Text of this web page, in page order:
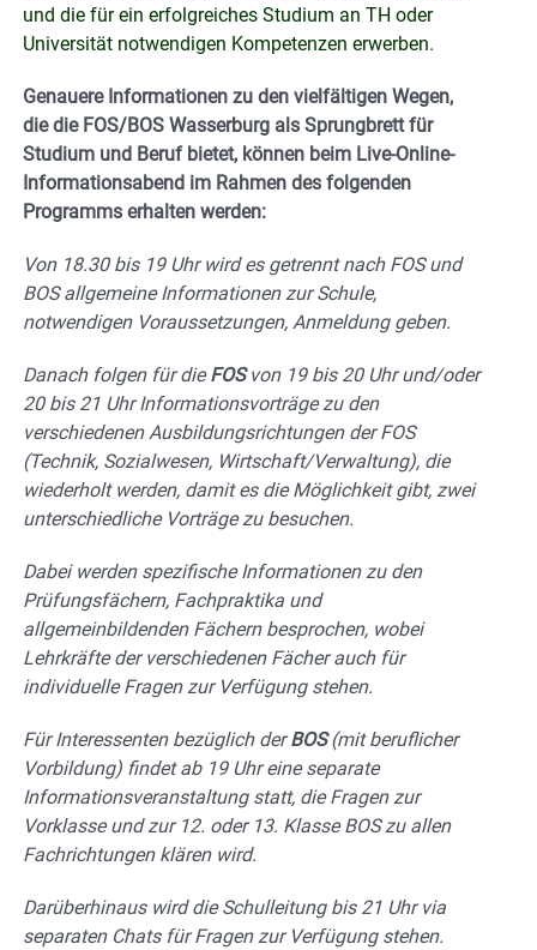
und die für ein erfolgreiches Studium an TH oder
Universität notwendigen Kompetenzen erwerben.
Genauere Informationen zu den vielfältigen Wegen,
die die FOS/BOS Wasserburg als Sprungbrett für
Studium und Beruf bietet, können beim Live-Online-
Informationsabend im Rahmen des folgenden
Programms erhalten werden:
Von 18.30 bis 19 Uhr wird es getrennt nach FOS und
BOS allgemeine Informationen zur Schule,
notwendigen Voraussetzungen, Anmeldung geben.
Danach folgen für dieFOSvon 19 bis 20 Uhr und/oder
20 bis 21 Uhr Informationsvorträge zu den
verschiedenen Ausbildungsrichtungen der FOS
(Technik, Sozialwesen, Wirtschaft/Verwaltung), die
wiederholt werden, damit es die Möglichkeit gibt, zwei
unterschiedliche Vorträge zu besuchen.
Dabei werden spezifische Informationen zu den
Prüfungsfächern, Fachpraktika und
allgemeinbildenden Fächern besprochen, wobei
Lehrkräfte der verschiedenen Fächer auch für
individuelle Fragen zur Verfügung stehen.
Für Interessenten bezüglich derBOS(mit beruflicher
Vorbildung) findet ab 19 Uhr eine separate
Informationsveranstaltung statt, die Fragen zur
Vorklasse und zur 12. oder 13. Klasse BOS zu allen
Fachrichtungen klären wird.
Darüberhinaus wird die Schulleitung bis 21 Uhr via
separaten Chats für Fragen zur Verfügung stehen.